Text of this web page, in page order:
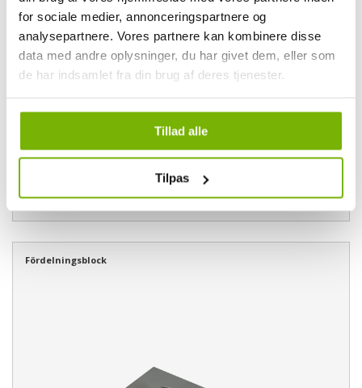
for sociale medier, annonceringspartnere og
analysepartnere. Vores partnere kan kombinere disse
data med andre oplysninger, du har givet dem, eller som
de har indsamlet fra din brug af deres tjenester.
Tillad alle
Tilpas
59,00,-ex. moms
19 st. i lager
Fördelningsblock